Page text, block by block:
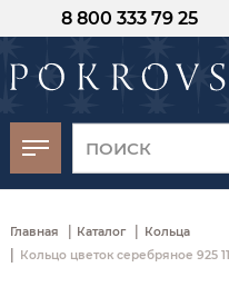
8 800 333 79 25
Главная | Каталог | Кольца
| Кольцо цветок серебряное 925
-30%
от 15
момента оплаты